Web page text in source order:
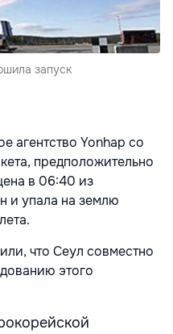
запуск
агентство Yonhap со
предположительно
в 06:40 из
и упала на землю
что Сеул совместно
этого